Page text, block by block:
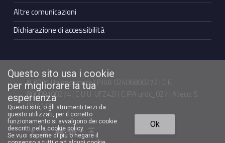
Altre comunicazioni
Dichiarazione di accessibilità
© 2021 Unioncamere | P.IVA 02406800272 | C.F.
80009100274 | C.U.U. UFZ42J | C.IPA urdc_027 | Ateco: S
94.11.00
Facebook Unioncamere VenetoTwitter Unioncamere VenetoYoutube Unioncamere VenetoLinkedin Unioncamere Veneto Torna in cima ↑
Questo sito usa i cookie
per migliorare la tua
esperienza
Questo sito, o gli strumenti terzi da
questo utilizzati, per il corretto
funzionamento si avvalgono dei cookie
descritti nella cookie policy.
Se vuoi saperne di più o negare il
Ok